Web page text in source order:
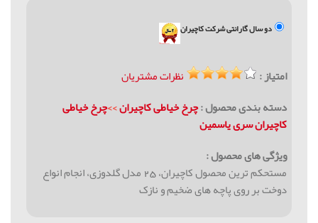
دو سال گارانتی شرکت کاچیران
امتیاز :
نظرات مشتریان
دسته بندی محصول :چرخ خیاطی کاچیران>>چرخ خیاطی
کاچیران سری یاسمین
ویژگی های محصول :
مستحکم ترین محصول کاچیران، 25 مدل گلدوزی، انجام انواع
دوخت بر روی پاچه های ضخیم و نازک